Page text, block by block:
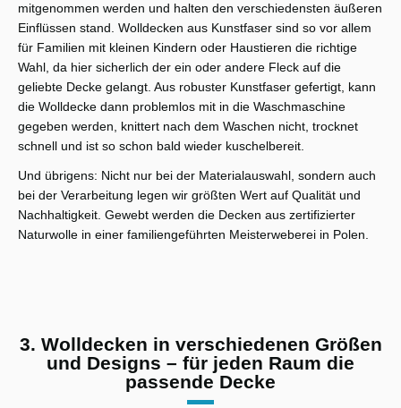
mitgenommen werden und halten den verschiedensten äußeren
Einflüssen stand. Wolldecken aus Kunstfaser sind so vor allem
für Familien mit kleinen Kindern oder Haustieren die richtige
Wahl, da hier sicherlich der ein oder andere Fleck auf die
geliebte Decke gelangt. Aus robuster Kunstfaser gefertigt, kann
die Wolldecke dann problemlos mit in die Waschmaschine
gegeben werden, knittert nach dem Waschen nicht, trocknet
schnell und ist so schon bald wieder kuschelbereit.
Und übrigens: Nicht nur bei der Materialauswahl, sondern auch
bei der Verarbeitung legen wir größten Wert auf Qualität und
Nachhaltigkeit. Gewebt werden die Decken aus zertifizierter
Naturwolle in einer familiengeführten Meisterweberei in Polen.
3. Wolldecken in verschiedenen Größen
und Designs – für jeden Raum die
passende Decke